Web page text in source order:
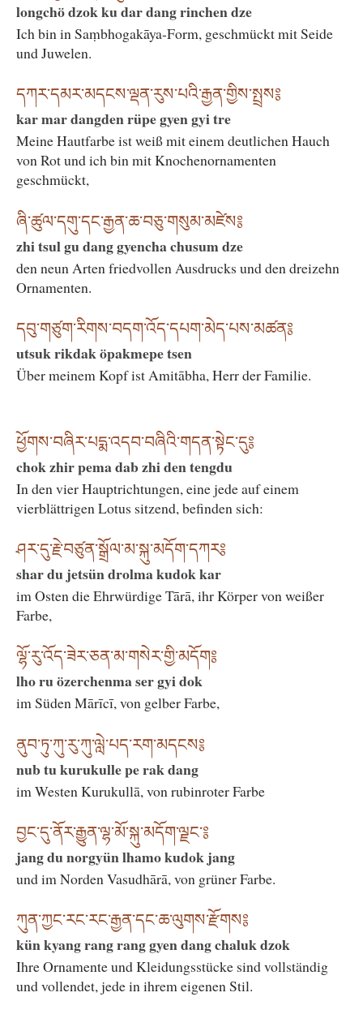
longchö dzok ku dar dang rinchen dze
Ich bin in Saṃbhogakāya-Form, geschmückt mit Seide
und Juwelen.
དཀར་དམར་མདངས་ལྡན་རུས་པའི་རྒྱན་གྱིས་སྤྲས༔
kar mar dangden rüpe gyen gyi tre
Meine Hautfarbe ist weiß mit einem deutlichen Hauch
von Rot und ich bin mit Knochenornamenten
geschmückt,
ཞི་ཚུལ་དགུ་དང་རྒྱན་ཆ་བཅུ་གསུམ་མཛེས༔
zhi tsul gu dang gyencha chusum dze
den neun Arten friedvollen Ausdrucks und den dreizehn
Ornamenten.
དབུ་གཙུག་རིགས་བདག་འོད་དཔག་མེད་པས་མཚན༔
utsuk rikdak öpakmepe tsen
Über meinem Kopf ist Amitābha, Herr der Familie.
ཕྱོགས་བཞིར་པདྨ་འདབ་བཞིའི་གདན་སྟེང་དུ༔
chok zhir pema dab zhi den tengdu
In den vier Hauptrichtungen, eine jede auf einem
vierblättrigen Lotus sitzend, befinden sich:
ཤར་དུ་རྗེ་བཙུན་སྒྲོལ་མ་སྐུ་མདོག་དཀར༔
shar du jetsün drolma kudok kar
im Osten die Ehrwürdige Tārā, ihr Körper von weißer
Farbe,
ལྷོ་རུ་འོད་ཟེར་ཅན་མ་གསེར་གྱི་མདོག༔
lho ru özerchenma ser gyi dok
im Süden Mārīcī, von gelber Farbe,
ནུབ་ཏུ་ཀུ་རུ་ཀུ་ལླེ་པད་རག་མདངས༔
nub tu kurukulle pe rak dang
im Westen Kurukullā, von rubinroter Farbe
བྱང་དུ་ནོར་རྒྱུན་ལྷ་མོ་སྐུ་མདོག་ལྗང་༔
jang du norgyün lhamo kudok jang
und im Norden Vasudhārā, von grüner Farbe.
ཀུན་ཀྱང་རང་རང་རྒྱན་དང་ཆ་ལུགས་རྫོགས༔
kün kyang rang rang gyen dang chaluk dzok
Ihre Ornamente und Kleidungsstücke sind vollständig
und vollendet, jede in ihrem eigenen Stil.